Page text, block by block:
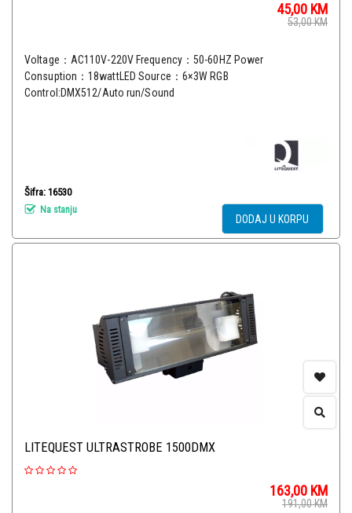
45,00 KM
53,00KM
Voltage：AC110V-220V Frequency：50-60HZ Power
Consuption：18wattLED Source：6×3W RGB
Control:DMX512/Auto run/Sound
Šifra: 16530
Na stanju
DODAJ U KORPU
LITEQUEST ULTRASTROBE 1500DMX
163,00 KM
191,00KM